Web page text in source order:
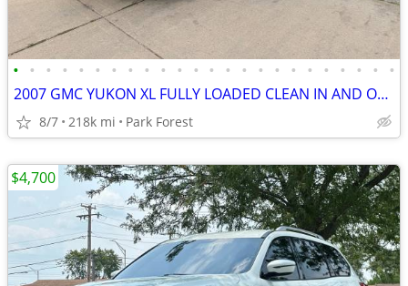
• • • • • • • • • • • • • • • • • • • • • • • •
2007 GMC YUKON XL FULLY LOADED CLEAN IN AND OUT DRIVES LIKE NEW
8/7 218k mi Park Forest
$4,700